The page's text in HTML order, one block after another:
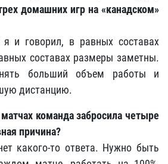
домашних игр на «канадском»
и говорил, в равных составах
составах размеры заметны.
больший объем работы и
дистанцию.
команда забросила четыре
причина?
какого-то ответа. Нужно быть